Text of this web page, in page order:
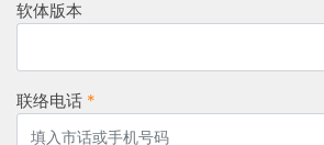
软体版本
联络电话 *